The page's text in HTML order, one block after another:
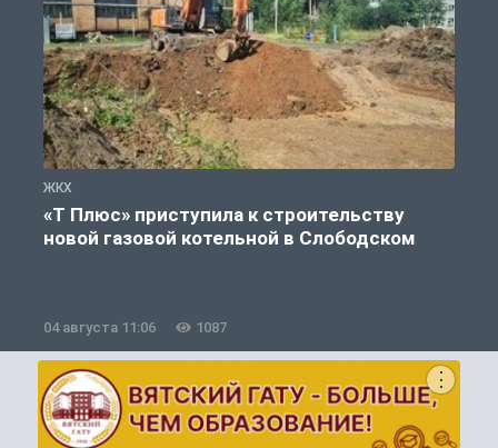
ЖКХ
«Т Плюс» приступила к строительству
новой газовой котельной в Слободском
04 августа 11:06 1087